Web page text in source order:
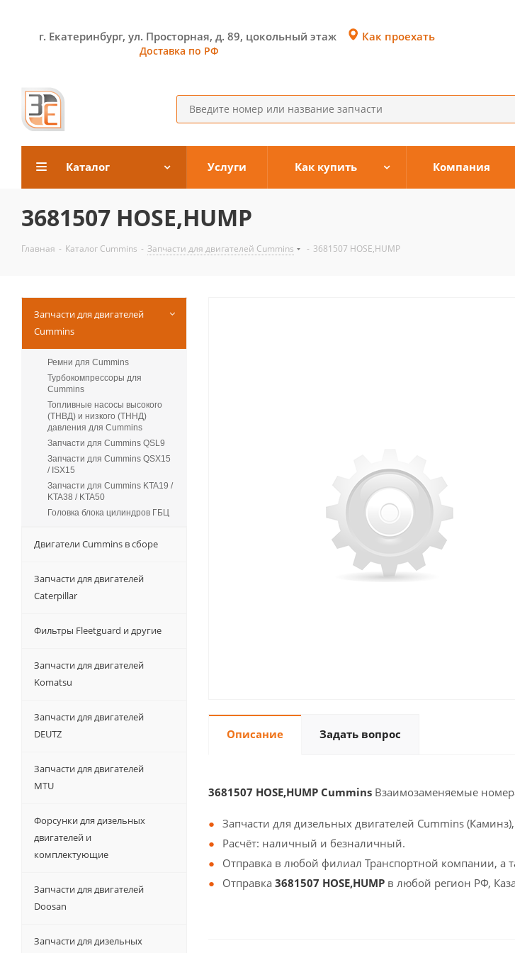
г. Екатеринбург, ул. Просторная, д. 89, цокольный этаж
Доставка по РФ
Как проехать
Каталог Услуги Как купить Компания
3681507 HOSE,HUMP
Главная - Каталог Cummins - Запчасти для двигателей Cummins - 3681507 HOSE,HUMP
Описание Задать вопрос
3681507 HOSE,HUMP Cummins Взаимозаменяемые
Запчасти для дизельных двигателей Cummins
Расчёт: наличный и безналичный.
Отправка в любой филиал Транспортной компании, а
Отправка 3681507 HOSE,HUMP в любой регион РФ,
Запчасти для двигателей
Cummins
Ремни для Cummins
Турбокомпрессоры для
Сummins
Топливные насосы высокого
(ТНВД) и низкого (ТННД)
давления для Cummins
Запчасти для Cummins QSL9
Запчасти для Cummins QSX15
/ ISX15
Запчасти для Cummins KTA19 /
KTA38 / KTA50
Головка блока цилиндров ГБЦ
Двигатели Cummins в сборе
Запчасти для двигателей
Caterpillar
Фильтры Fleetguard и другие
Запчасти для двигателей
Komatsu
Запчасти для двигателей
DEUTZ
Запчасти для двигателей
MTU
Форсунки для дизельных
двигателей и
комплектующие
Запчасти для двигателей
Doosan
Запчасти для дизельных